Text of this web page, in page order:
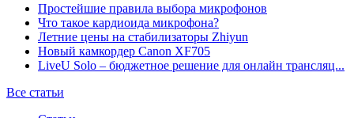
Простейшие правила выбора микрофонов
Что такое кардиоида микрофона?
Летние цены на стабилизаторы Zhiyun
Новый камкордер Canon XF705
LiveU Solo – бюджетное решение для онлайн трансляц...
Все статьи